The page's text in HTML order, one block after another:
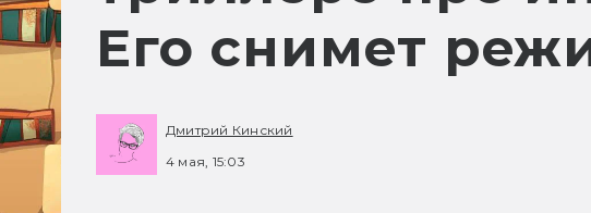
Его снимет
Дмитрий Кинский
4 мая, 15:03